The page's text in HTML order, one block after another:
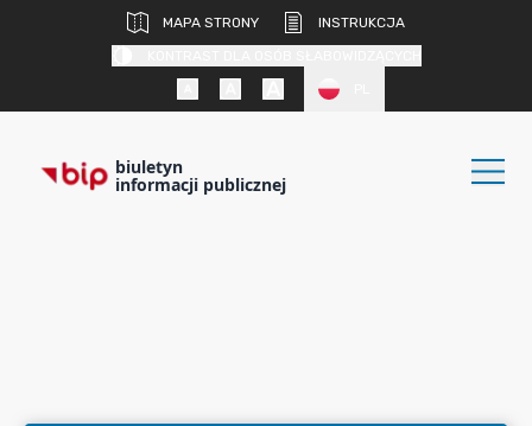
MAPA STRONY
INSTRUKCJA
biuletyn
informacji publicznej